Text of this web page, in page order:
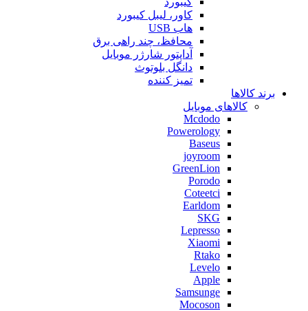
کاور، لیبل کیبورد
هاب USB
محافظ، چند راهی برق
آداپتور شارژر موبایل
دانگل بلوتوث
تمیز کننده
برند کالاها
کالاهای موبایل
Mcdodo
Powerology
Baseus
joyroom
GreenLion
Porodo
Coteetci
Earldom
SKG
Lepresso
Xiaomi
Rtako
Levelo
Apple
Samsunge
Mocoson